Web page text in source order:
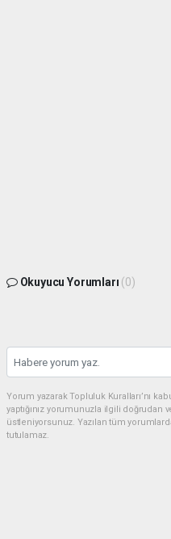
Okuyucu Yorumları (0)
Yorum yazarak Topluluk Kuralları’nı
yaptığınız yorumunuzla ilgili doğrudan
üstleniyorsunuz. Yazılan tüm
tutulamaz.